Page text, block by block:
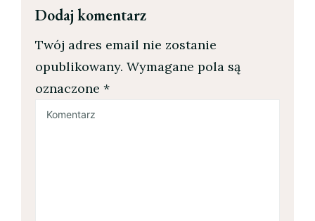
Dodaj komentarz
Twój adres email nie zostanie
opublikowany. Wymagane pola są
oznaczone *